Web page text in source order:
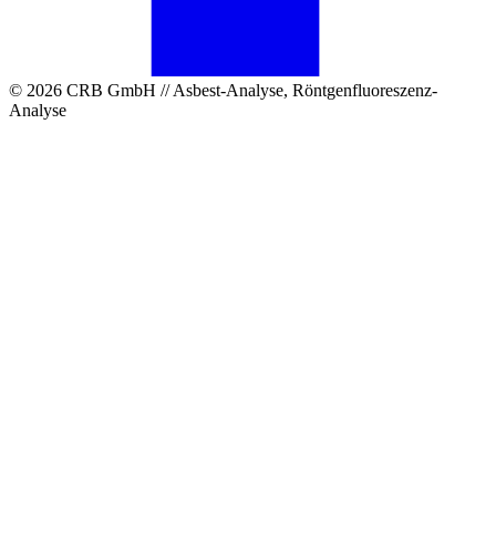
© 2026 CRB GmbH // Asbest-Analyse, Röntgenfluoreszenz-
Analyse